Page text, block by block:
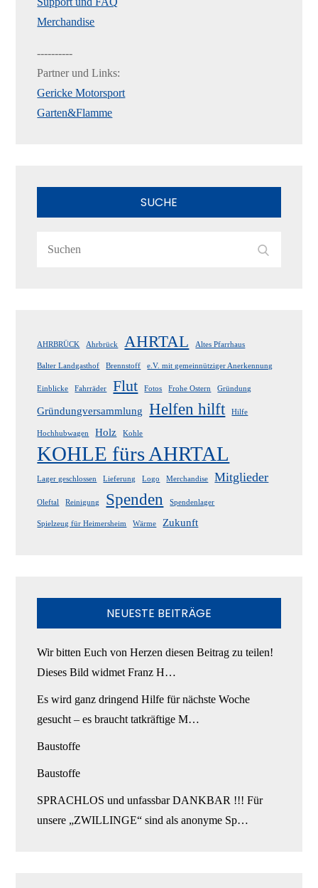
Merchandise
----------
Partner und Links:
Gericke Motorsport
Garten&Flamme
SUCHE
AHRBRÜCK Ahrbrück AHRTAL Altes Pfarrhaus
Balter Landgasthof Brennstoff e.V. mit gemeinnütziger Anerkennung
Einblicke Fahrräder Flut Fotos Frohe Ostern Gründung
Gründungversammlung Helfen hilft Hilfe
Hochhubwagen Holz Kohle
KOHLE fürs AHRTAL
Lager geschlossen Lieferung Logo Merchandise Mitglieder
Oleftal Reinigung Spenden Spendenlager
Spielzeug für Heimersheim Wärme Zukunft
NEUESTE BEITRÄGE
Wir bitten Euch von Herzen diesen Beitrag zu teilen!
Dieses Bild widmet Franz H…
Es wird ganz dringend Hilfe für nächste Woche
gesucht – es braucht tatkräftige M…
Baustoffe
Baustoffe
SPRACHLOS und unfassbar DANKBAR !!! Für
unsere „ZWILLINGE“ sind als anonyme Sp…